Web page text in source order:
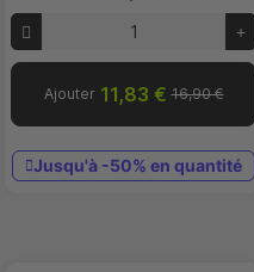
Ajouter 11,83 € 16,90 €
Jusqu'à -50% en quantité